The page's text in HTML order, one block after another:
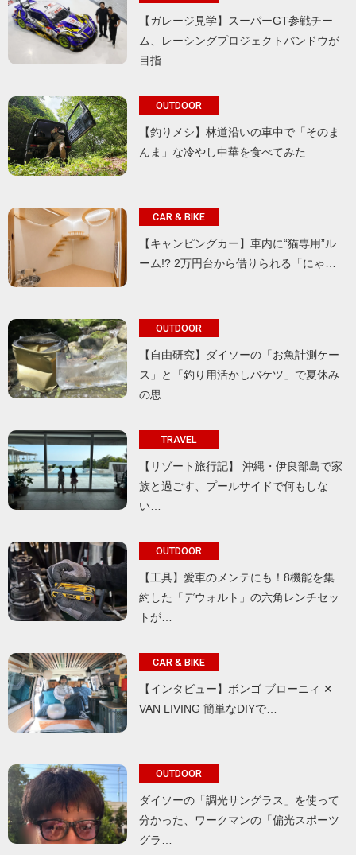
【ガレージ見学】スーパーGT参戦チー
ム、レーシングプロジェクトバンドウが
目指…
OUTDOOR
【釣りメシ】林道沿いの車中で「そのま
んま」な冷やし中華を食べてみた
CAR & BIKE
【キャンピングカー】車内に“猫専用”ル
ーム!? 2万円台から借りられる「にゃ…
OUTDOOR
【自由研究】ダイソーの「お魚計測ケー
ス」と「釣り用活かしバケツ」で夏休み
の思…
TRAVEL
【リゾート旅行記】 沖縄・伊良部島で家
族と過ごす、プールサイドで何もしな
い…
OUTDOOR
【工具】愛車のメンテにも！8機能を集
約した「デウォルト」の六角レンチセッ
トが…
CAR & BIKE
【インタビュー】ボンゴ ブローニィ ✕
VAN LIVING 簡単なDIYで…
OUTDOOR
ダイソーの「調光サングラス」を使って
分かった、ワークマンの「偏光スポーツ
グラ…